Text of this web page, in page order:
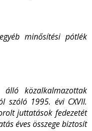
minősítési pótlék
álló közalkalmazottak
szóló 1995. évi CXVII.
juttatások fedezetét
éves összege biztosít